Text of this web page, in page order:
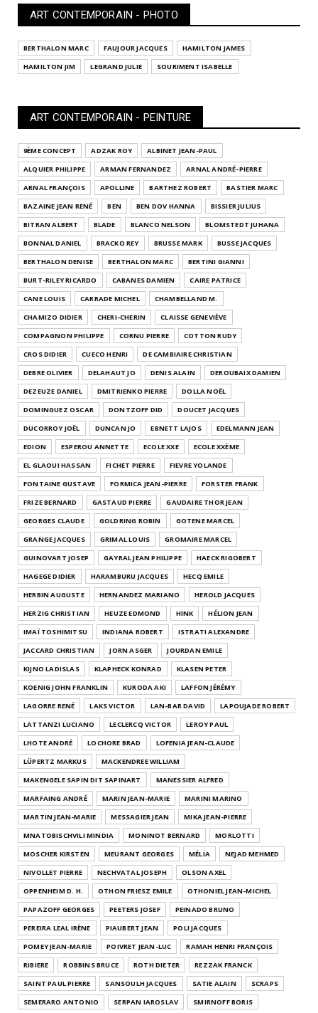
ART CONTEMPORAIN - PHOTO
BERTHALON MARC FAUJOUR JACQUES
HAMILTON JAMES
HAMILTON JIM
LEGRAND JULIE SOURIMENT ISABELLE
ART CONTEMPORAIN - PEINTURE
9ÈME CONCEPT ADZAK ROY
ALBINET JEAN-PAUL
ALQUIER PHILIPPE
ARMAN FERNANDEZ
ARNAL ANDRÉ-PIERRE
ARNAL FRANÇOIS
APOLLINE BARTHEZ ROBERT
BASTIER MARC
BAZAINE JEAN RENÉ
BEN BEN DOV HANNA
BISSIER JULIUS
BITRAN ALBERT
BLADE BLANCO NELSON
BLOMSTEDT JUHANA
BONNAL DANIEL
BRACKO REY BRUSSE MARK
BUSSE JACQUES
BERTHALON DENISE
BERTHALON MARC
BERTINI GIANNI
BURT-RILEY RICARDO
CABANES DAMIEN
CAIRE PATRICE
CANE LOUIS
CARRADE MICHEL
CHAMBELLAND M.
CHAMIZO DIDIER
CHERI-CHERIN
CLAISSE GENEVIÈVE
COMPAGNON PHILIPPE
CORNU PIERRE
COTTON RUDY
CROS DIDIER
CUECO HENRI
DE CAMBIAIRE CHRISTIAN
DEBRE OLIVIER
DELAHAUT JO DENIS ALAIN
DEROUBAIX DAMIEN
DEZEUZE DANIEL
DMITRIENKO PIERRE
DOLLA NOËL
DOMINGUEZ OSCAR
DONTZOFF DID
DOUCET JACQUES
DUCORROY JOËL
DUNCAN JO EBNETT LAJOS
EDELMANN JEAN
EDION
ESPEROU ANNETTE ECOLE XXE
ECOLE XXÈME
EL GLAOUI HASSAN
FICHET PIERRE
FIEVRE YOLANDE
FONTAINE GUSTAVE
FORMICA JEAN-PIERRE
FORSTER FRANK
FRIZE BERNARD
GASTAUD PIERRE
GAUDAIRE THOR JEAN
GEORGES CLAUDE
GOLDRING ROBIN
GOTENE MARCEL
GRANGE JACQUES
GRIMAL LOUIS
GROMAIRE MARCEL
GUINOVART JOSEP
GAYRAL JEAN PHILIPPE
HAECK RIGOBERT
HAGEGE DIDIER
HARAMBURU JACQUES
HECQ EMILE
HERBIN AUGUSTE
HERNANDEZ MARIANO
HEROLD JACQUES
HERZIG CHRISTIAN
HEUZE EDMOND HINK
HÉLION JEAN
IMAÏ TOSHIMITSU
INDIANA ROBERT
ISTRATI ALEXANDRE
JACCARD CHRISTIAN
JORN ASGER
JOURDAN EMILE
KIJNO LADISLAS
KLAPHECK KONRAD
KLASEN PETER
KOENIG JOHN FRANKLIN
KURODA AKI
LAFFON JÉRÉMY
LAGORRE RENÉ
LAKS VICTOR LAN-BAR DAVID
LAPOUJADE ROBERT
LATTANZI LUCIANO
LECLERCQ VICTOR
LEROY PAUL
LHOTE ANDRÉ
LOCHORE BRAD
LOFENIA JEAN-CLAUDE
LÜPERTZ MARKUS
MACKENDREE WILLIAM
MAKENGELE SAPIN DIT SAPINART
MANESSIER ALFRED
MARFAING ANDRÉ
MARIN JEAN-MARIE
MARINI MARINO
MARTIN JEAN-MARIE
MESSAGIER JEAN
MIKA JEAN-PIERRE
MNATOBISCHVILI MINDIA
MONINOT BERNARD
MORLOTTI
MOSCHER KIRSTEN
MEURANT GEORGES MÉLIA
NEJAD MEHMED
NIVOLLET PIERRE
NECHVATAL JOSEPH
OLSON AXEL
OPPENHEIM D. H.
OTHON FRIESZ EMILE
OTHONIEL JEAN-MICHEL
PAPAZOFF GEORGES
PEETERS JOSEF
PEINADO BRUNO
PEREIRA LEAL IRÈNE
PIAUBERT JEAN
POLI JACQUES
POMEY JEAN-MARIE
POIVRET JEAN-LUC
RAMAH HENRI FRANÇOIS
RIBIERE
ROBBINS BRUCE ROTH DIETER
REZZAK FRANCK
SAINT PAUL PIERRE
SANSOULH JACQUES SATIE ALAIN
SCRAPS
SEMERARO ANTONIO
SERPAN IAROSLAV SMIRNOFF BORIS